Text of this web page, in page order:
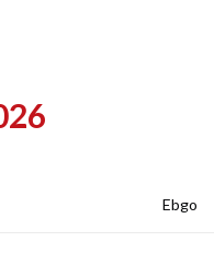
Ebgo